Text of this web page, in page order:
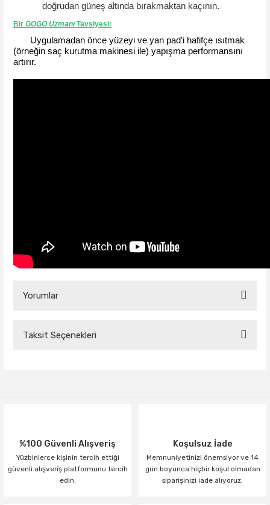
doğrudan güneş altında bırakmaktan kaçının.
Bir GOGO Uzmanı Tavsiyesi:
Uygulamadan önce yüzeyi ve yan pad’i hafifçe ısıtmak
(örneğin saç kurutma makinesi ile) yapışma performansını
artırır.
Yorumlar
Taksit Seçenekleri
%100 Güvenli Alışveriş
Yüzbinlerce kişinin tercih ettiği
güvenli alışveriş platformunu tercih
edin.
Koşulsuz İade
Memnuniyetinizi önemsiyor ve 14
gün boyunca hiçbir koşul olmadan
siparişinizi iade alıyoruz.